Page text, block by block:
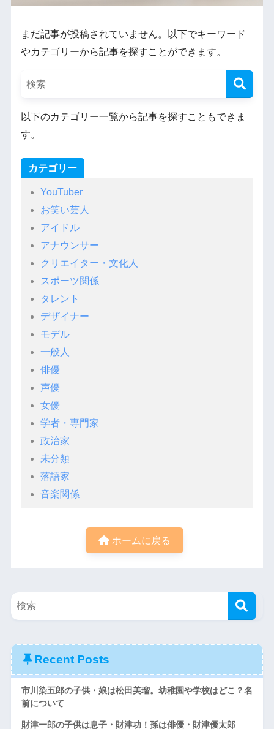
まだ記事が投稿されていません。以下でキーワード
やカテゴリーから記事を探すことができます。
以下のカテゴリー一覧から記事を探すこともできま
す。
カテゴリー
YouTuber
お笑い芸人
アイドル
アナウンサー
クリエイター・文化人
スポーツ関係
タレント
デザイナー
モデル
一般人
俳優
声優
女優
学者・専門家
政治家
未分類
落語家
音楽関係
ホームに戻る
Recent Posts
市川染五郎の子供・娘は松田美瑠。幼稚園や学校はどこ？名
前について
財津一郎の子供は息子・財津功！孫は俳優・財津優太郎